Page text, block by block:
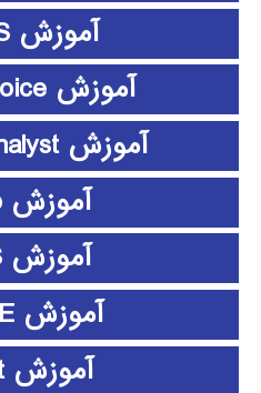
آموزش ETABS
آموزش expert choice
آموزش Frontier Analyst
آموزش github
آموزش HFSS
آموزش HSPICE
آموزش L-Edit